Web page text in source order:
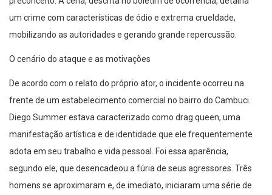
um crime com características de ódio e extrema crueldade,
mobilizando as autoridades e gerando grande repercussão.
O cenário do ataque e as motivações
De acordo com o relato do próprio ator, o incidente ocorreu na
frente de um estabelecimento comercial no bairro do Cambuci.
Diego Summer estava caracterizado como drag queen, uma
manifestação artística e de identidade que ele frequentemente
adota em seu trabalho e vida pessoal. Foi essa aparência,
segundo ele, que desencadeou a fúria de seus agressores. Três
homens se aproximaram e, de imediato, iniciaram uma série de